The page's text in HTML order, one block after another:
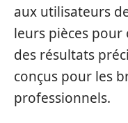
aux utilisateurs
leurs pièces
des résultats
conçus pour les
professionnels.